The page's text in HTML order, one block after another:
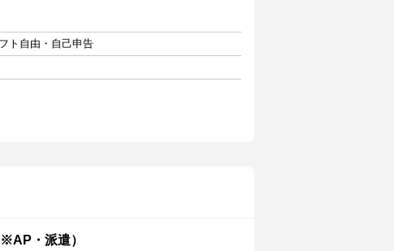
ト自由・自己申告
・派遣）